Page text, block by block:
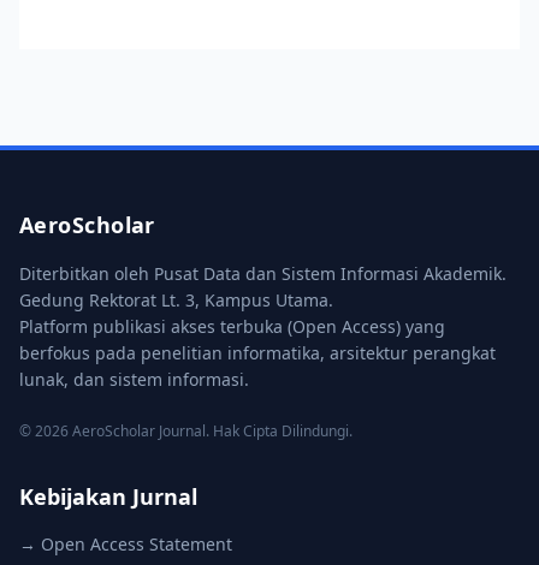
AeroScholar
Diterbitkan oleh Pusat Data dan Sistem Informasi Akademik.
Gedung Rektorat Lt. 3, Kampus Utama.
Platform publikasi akses terbuka (Open Access) yang
berfokus pada penelitian informatika, arsitektur perangkat
lunak, dan sistem informasi.
© 2026 AeroScholar Journal. Hak Cipta Dilindungi.
Kebijakan Jurnal
→ Open Access Statement